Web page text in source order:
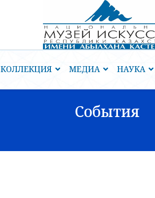
КОЛЛЕКЦИЯ МЕДИА НАУКА
События